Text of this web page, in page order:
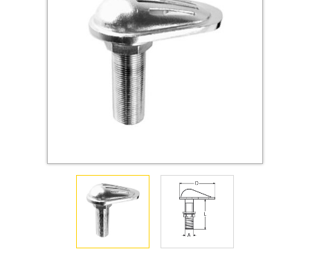
Инструмент
Крюки, кольца с метрической резьбой
Крюки, кольца с шурупной резьбой
Оснастка и аксессуары для яхт
Саморезы и шурупы